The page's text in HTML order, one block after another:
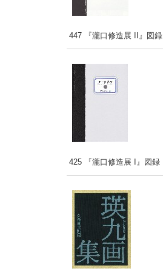
447 『瀧口修造展 II』図録
425 『瀧口修造展 I』図録